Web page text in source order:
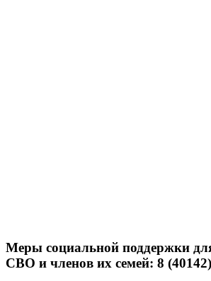
Меры социальной поддержки
СВО и членов их семей: 8